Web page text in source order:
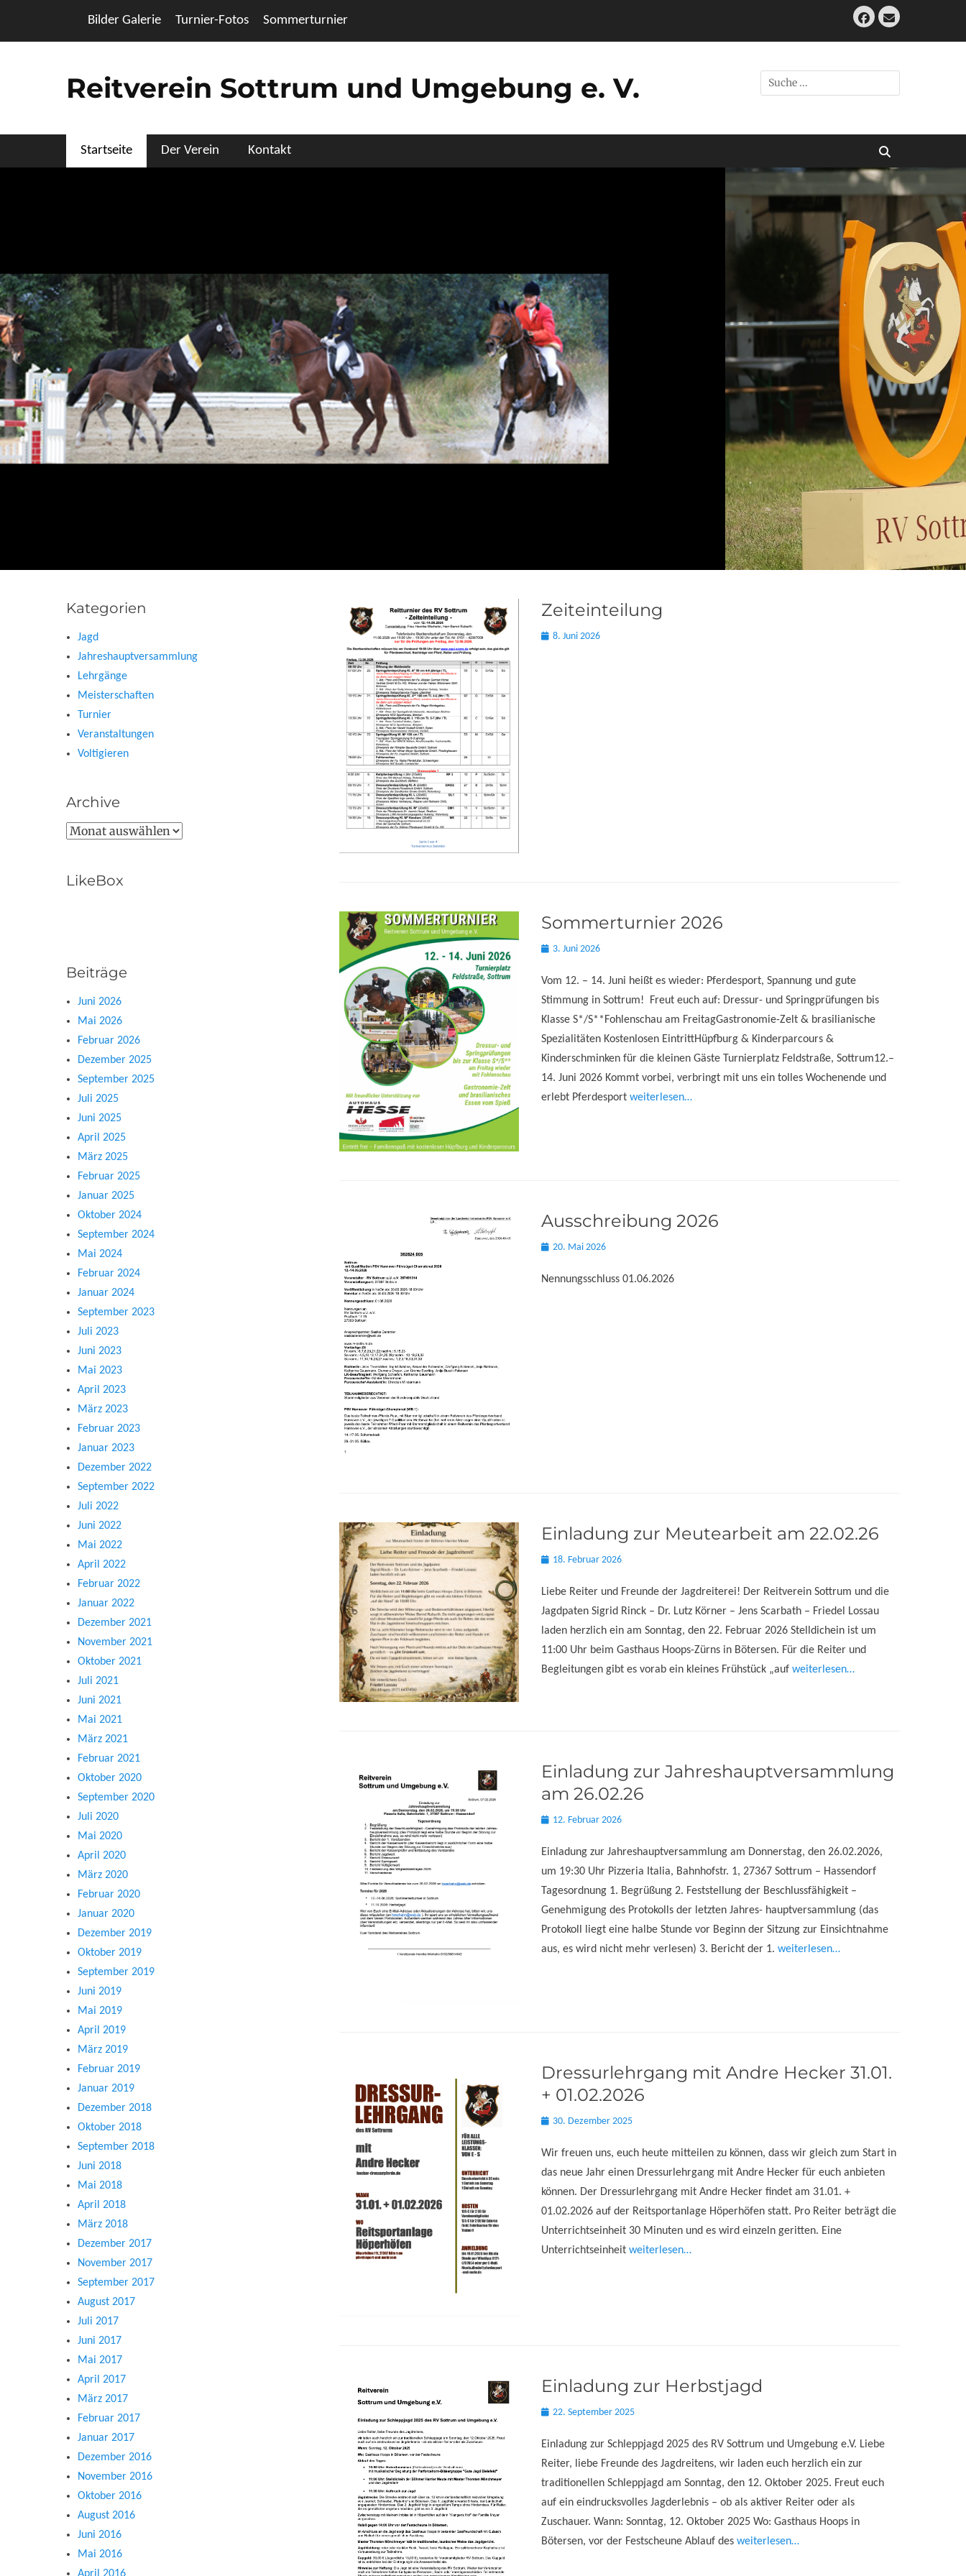
Header Top Menu
Bilder Galerie Turnier-Fotos Sommerturnier Facebook
E-
Mail
Reitverein Sottrum und Umgebung e. V.
Suche
nach:
Primäres Menü
Startseite Der Verein Kontakt
Sommerturnier
Veröffentlicht amVonReitverein Sottrum
weiterlesen...
Zeiteinteilung
Posted
8. Juni 2026
Sommerturnier 2026
Posted3. Juni 2026
Vom 12. – 14. Juni heißt es wieder: Pferdesport, Spannung und gute
Stimmung in Sottrum! Freut euch auf: Dressur- und Springprüfungen bis
Klasse S*/S**Fohlenschau am FreitagGastronomie-Zelt & brasilianische
Spezialitäten Kostenlosen EintrittHüpfburg & Kinderparcours &
Kinderschminken für die kleinen Gäste Turnierplatz Feldstraße, Sottrum12.–
14. Juni 2026 Kommt vorbei, verbringt mit uns ein tolles Wochenende und
erlebt Pferdesport weiterlesen…
Ausschreibung 2026
Posted20. Mai 2026
Nennungsschluss 01.06.2026
Einladung zur Meutearbeit am 22.02.26
Posted18. Februar 2026
Liebe Reiter und Freunde der Jagdreiterei! Der Reitverein Sottrum und die
Jagdpaten Sigrid Rinck – Dr. Lutz Körner – Jens Scarbath – Friedel Lossau
laden herzlich ein am Sonntag, den 22. Februar 2026 Stelldichein ist um
11:00 Uhr beim Gasthaus Hoops-Zürns in Bötersen. Für die Reiter und
Begleitungen gibt es vorab ein kleines Frühstück „auf weiterlesen…
Einladung zur Jahreshauptversammlung
am 26.02.26
Posted12. Februar 2026
Einladung zur Jahreshauptversammlung am Donnerstag, den 26.02.2026,
um 19:30 Uhr Pizzeria Italia, Bahnhofstr. 1, 27367 Sottrum – Hassendorf
Tagesordnung 1. Begrüßung 2. Feststellung der Beschlussfähigkeit –
Genehmigung des Protokolls der letzten Jahres- hauptversammlung (das
Protokoll liegt eine halbe Stunde vor Beginn der Sitzung zur Einsichtnahme
aus, es wird nicht mehr verlesen) 3. Bericht der 1. weiterlesen…
Dressurlehrgang mit Andre Hecker 31.01.
+ 01.02.2026
Posted30. Dezember 2025
Wir freuen uns, euch heute mitteilen zu können, dass wir gleich zum Start in
das neue Jahr einen Dressurlehrgang mit Andre Hecker für euch anbieten
können. Der Dressurlehrgang mit Andre Hecker findet am 31.01. +
01.02.2026 auf der Reitsportanlage Höperhöfen statt. Pro Reiter beträgt die
Unterrichtseinheit 30 Minuten und es wird einzeln geritten. Eine
Unterrichtseinheit weiterlesen…
Einladung zur Herbstjagd
Posted22. September 2025
Einladung zur Schleppjagd 2025 des RV Sottrum und Umgebung e.V. Liebe
Reiter, liebe Freunde des Jagdreitens, wir laden euch herzlich ein zur
traditionellen Schleppjagd am Sonntag, den 12. Oktober 2025. Freut euch
auf ein eindrucksvolles Jagderlebnis – ob als aktiver Reiter oder als
Zuschauer. Wann: Sonntag, 12. Oktober 2025 Wo: Gasthaus Hoops in
Bötersen, vor der Festscheune Ablauf des weiterlesen…
Kategorien
Jagd
Jahreshauptversammlung
Lehrgänge
Meisterschaften
Turnier
Veranstaltungen
Voltigieren
Archive
Archive
LikeBox
Beiträge
Juni 2026
Mai 2026
Februar 2026
Dezember 2025
September 2025
Juli 2025
Juni 2025
April 2025
März 2025
Februar 2025
Januar 2025
Oktober 2024
September 2024
Mai 2024
Februar 2024
Januar 2024
September 2023
Juli 2023
Juni 2023
Mai 2023
April 2023
März 2023
Februar 2023
Januar 2023
Dezember 2022
September 2022
Juli 2022
Juni 2022
Mai 2022
April 2022
Februar 2022
Januar 2022
Dezember 2021
November 2021
Oktober 2021
Juli 2021
Juni 2021
Mai 2021
März 2021
Februar 2021
Oktober 2020
September 2020
Juli 2020
Mai 2020
April 2020
März 2020
Februar 2020
Januar 2020
Dezember 2019
Oktober 2019
September 2019
Juni 2019
Mai 2019
April 2019
März 2019
Februar 2019
Januar 2019
Dezember 2018
Oktober 2018
September 2018
Juni 2018
Mai 2018
April 2018
März 2018
Dezember 2017
November 2017
September 2017
August 2017
Juli 2017
Juni 2017
Mai 2017
April 2017
März 2017
Februar 2017
Januar 2017
Dezember 2016
November 2016
Oktober 2016
August 2016
Juni 2016
Mai 2016